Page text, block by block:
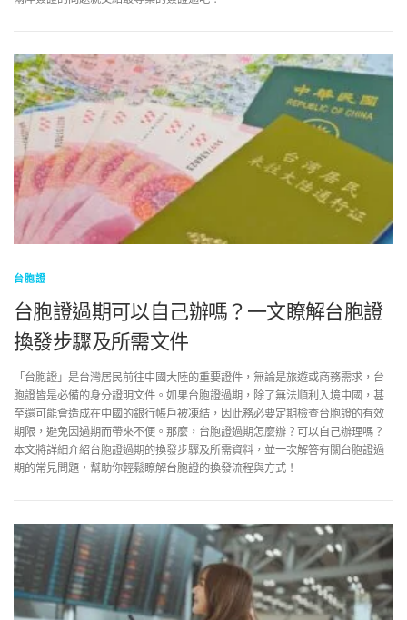
台胞證
台胞證過期可以自己辦嗎？一文瞭解台胞證
換發步驟及所需文件
「台胞證」是台灣居民前往中國大陸的重要證件，無論是旅遊或商務需求，台
胞證皆是必備的身分證明文件。如果台胞證過期，除了無法順利入境中國，甚
至還可能會造成在中國的銀行帳戶被凍結，因此務必要定期檢查台胞證的有效
期限，避免因過期而帶來不便。那麼，台胞證過期怎麼辦？可以自己辦理嗎？
本文將詳細介紹台胞證過期的換發步驟及所需資料，並一次解答有關台胞證過
期的常見問題，幫助你輕鬆瞭解台胞證的換發流程與方式！